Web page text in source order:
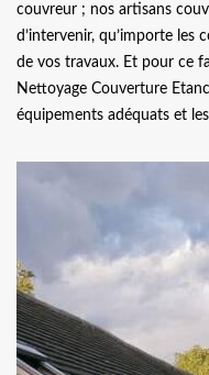
couvreur ; nos artisans
d’intervenir, qu’importe
de vos travaux. Et pour ce
Nettoyage Couverture
équipements adéquats et